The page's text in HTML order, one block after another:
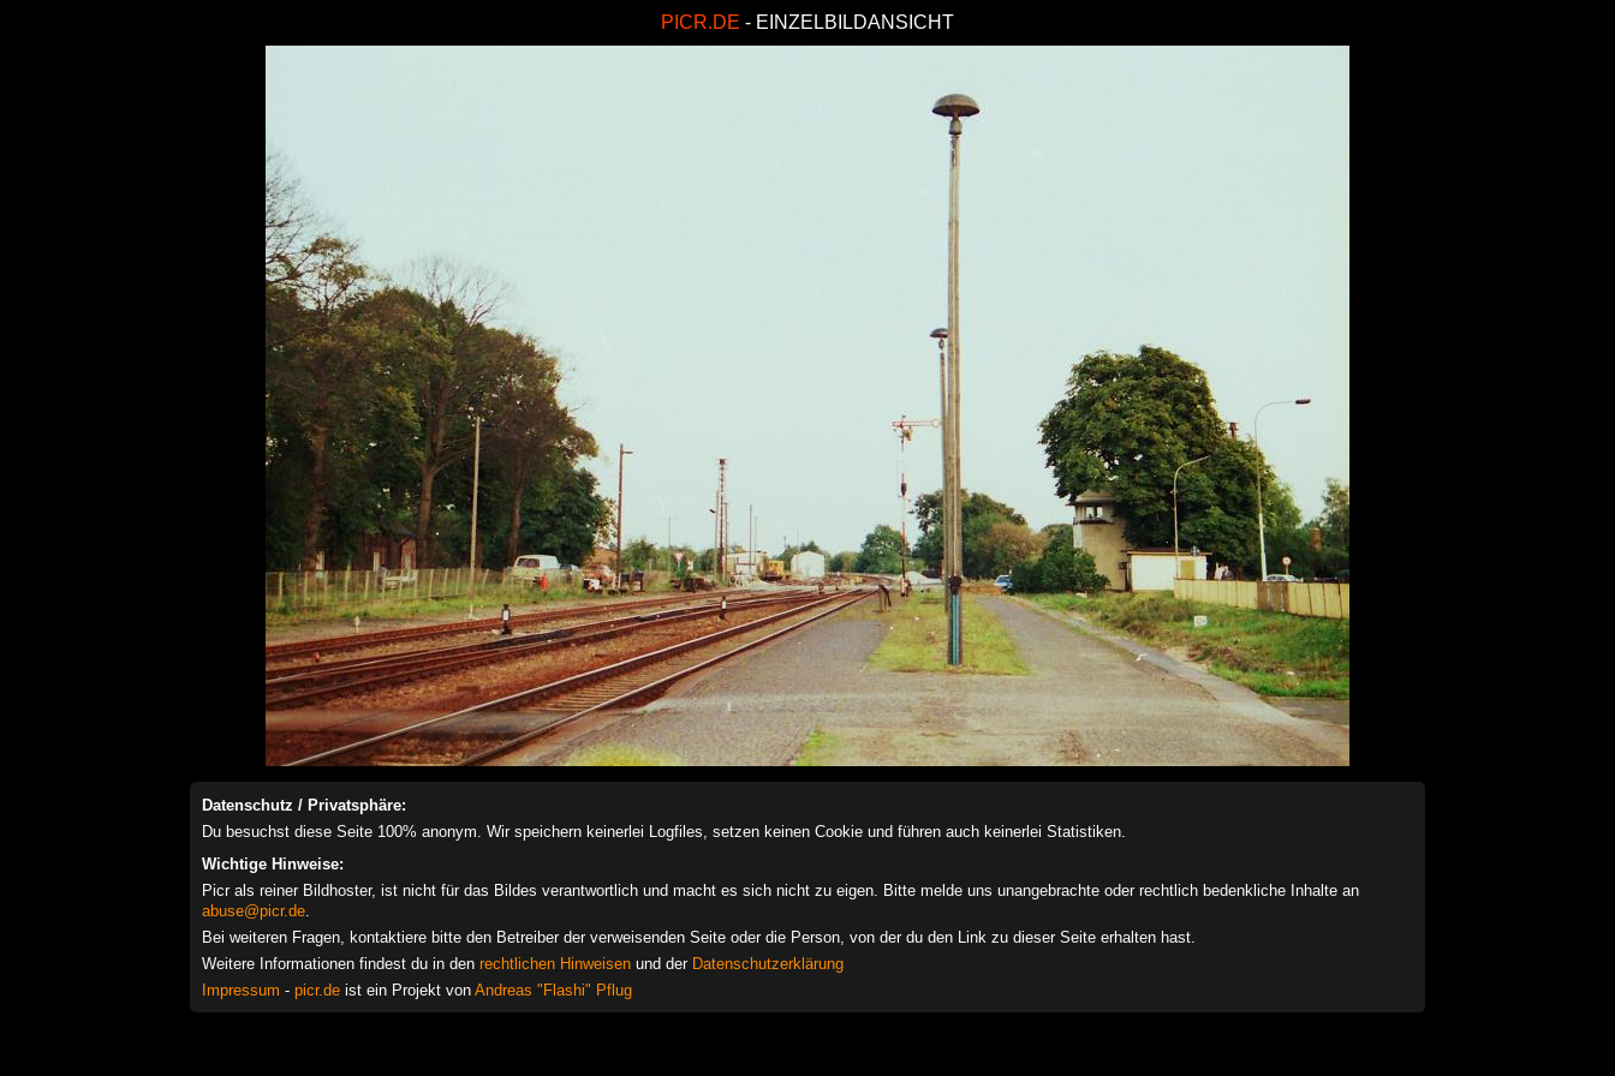
PICR.DE - EINZELBILDANSICHT
Datenschutz / Privatsphäre:
Du besuchst diese Seite 100% anonym. Wir speichern keinerlei Logfiles, setzen keinen Cookie und führen auch keinerlei Statistiken.
Wichtige Hinweise:
Picr als reiner Bildhoster, ist nicht für das Bildes verantwortlich und macht es sich nicht zu eigen. Bitte melde uns unangebrachte oder rechtlich bedenkliche Inhalte an
abuse@picr.de.
Bei weiteren Fragen, kontaktiere bitte den Betreiber der verweisenden Seite oder die Person, von der du den Link zu dieser Seite erhalten hast.
Weitere Informationen findest du in den rechtlichen Hinweisen und der Datenschutzerklärung
Impressum - picr.de ist ein Projekt von Andreas "Flashi" Pflug